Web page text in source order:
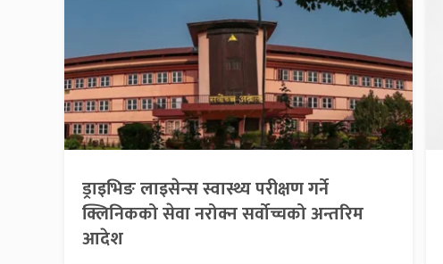
ड्राइभिङ लाइसेन्स स्वास्थ्य परीक्षण गर्ने
क्लिनिकको सेवा नरोक्न सर्वोच्चको अन्तरिम
आदेश